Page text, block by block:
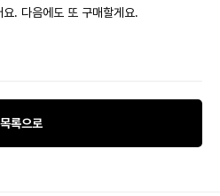
. 다음에도 또 구매할게요.
목록으로